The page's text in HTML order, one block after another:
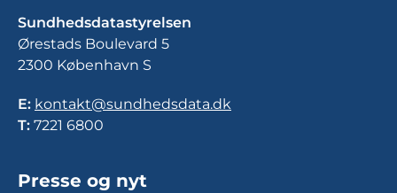
Sundhedsdatastyrelsen
Ørestads Boulevard 5
2300 København S
E: kontakt@sundhedsdata.dk
T: 7221 6800
Presse og nyt